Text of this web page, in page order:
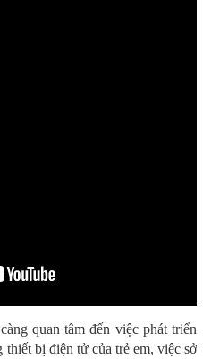
quan tâm đến việc phát triển
bị điện tử của trẻ em, việc sở